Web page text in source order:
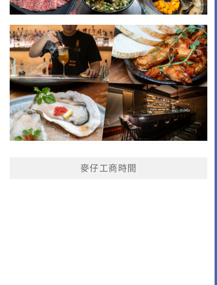
麥仔工商時間